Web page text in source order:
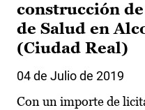
construcción
de Salud en
(Ciudad Real)
04 de Julio de 2019
Con un importe de